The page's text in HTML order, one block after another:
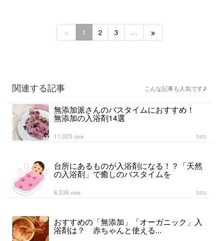
1 2 3 …
関連する記事 こんな記事も人気です♪
無添加派さんのバスタイムにおすすめ！
無添加の入浴剤14選
ruru
11,023 view
台所にあるものが入浴剤になる！？「天然
の入浴剤」で癒しのバスタイムを
ruru
8,338 view
おすすめの「無添加」「オーガニック」入
浴剤は？ 赤ちゃんと使える...